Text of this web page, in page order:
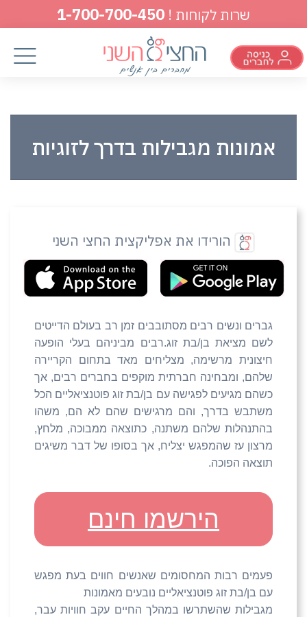
שרות לקוחות ! 1-700-700-450
אמונות מגבילות בדרך לזוגיות
הורידו את אפליקצית החצי השני
גברים ונשים רבים מסתובבים זמן רב בעולם הדייטים
לשם מציאת בן/בת זוג.רבים מביניהם בעלי הופעה
חיצונית מרשימה, מצליחים מאד בתחום הקריירה
שלהם, ומבחינה חברתית מוקפים בחברים רבים, אך
כשהם מגיעים לפגישה עם בן/בת זוג פוטנציאליים הכל
משתבש בדרך, והם מרגישים שהם לא הם, משהו
בהתנהלות שלהם משתנה, כתוצאה ממבוכה, מלחץ,
מרצון עז שהמפגש יצליח, אך בסופו של דבר משיגים
תוצאה הפוכה.
הירשמו חינם
פעמים רבות המחסומים שאנשים חווים בעת מפגש
עם בן/בת זוג פוטנציאליים נובעים מאמונות
מגבילות שהשתרשו במהלך החיים עקב חוויות עבר,